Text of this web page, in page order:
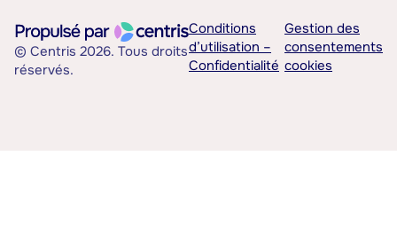
© Centris 2026. Tous droits
réservés.
Conditions
d’utilisation –
Confidentialité
Gestion des
consentements
cookies